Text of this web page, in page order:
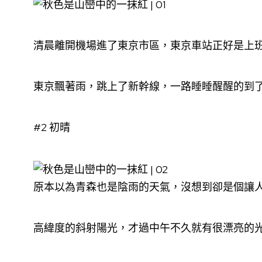
清晨離開機場進了東京市區，東京車站正好是
東京飄著雨，跳上了新幹線，一路睡睡醒醒的到
#2 初晴
原本以為青森也是陰雨的天氣，沒想到卻是個讓
高緯度的斜射陽光，才過中午不久就有很漂亮的